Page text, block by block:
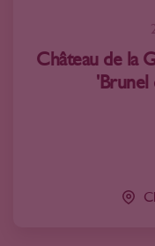
Château de la
'Brunel